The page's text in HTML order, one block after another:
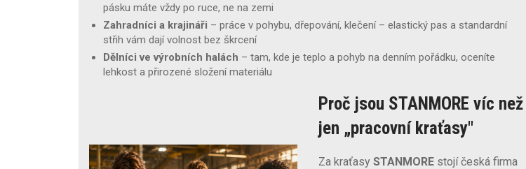
pásku máte vždy po ruce, ne na zemi
Zahradníci a krajináři – práce v pohybu, dřepování, klečení – elastický pas a standardní
střih vám dají volnost bez škrcení
Dělníci ve výrobních halách – tam, kde je teplo a pohyb na denním pořádku, oceníte
lehkost a přirozené složení materiálu
Proč jsou STANMORE víc než
jen „pracovní kraťasy"
Za kraťasy STANMORE stojí česká firma